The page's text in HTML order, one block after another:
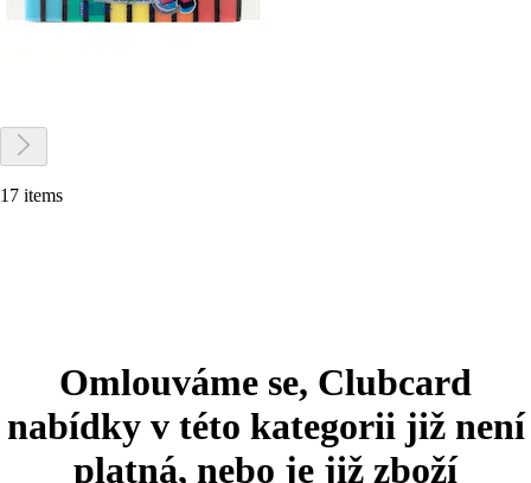
17 items
Omlouváme se, Clubcard
nabídky v této kategorii již není
platná, nebo je již zboží